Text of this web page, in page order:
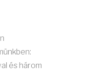
és három